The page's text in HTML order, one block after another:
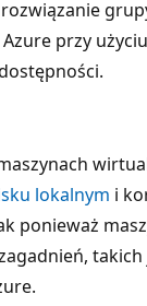
przy
lokalnym i
ponieważ